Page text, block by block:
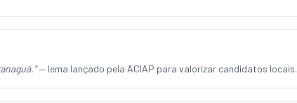
— lema lançado pela ACIAP para valorizar candidatos locais.